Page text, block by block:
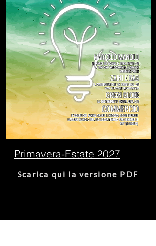
Primavera-Estate 2027
Scarica qui la versione PDF